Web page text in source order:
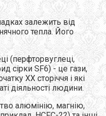
залежить від
тепла. Його
(перфторвуглеці,
сірки SF6) - це гази,
ХХ сторіччя і які
діяльності людини.
алюмінію, магнію,